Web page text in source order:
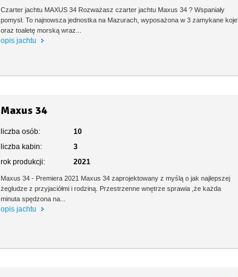
Czarter jachtu MAXUS 34 Rozważasz czarter jachtu Maxus 34 ? Wspaniały
pomysł. To najnowsza jednostka na Mazurach, wyposażona w 3 zamykane koje
oraz toaletę morską wraz...
opis jachtu
Maxus 34
liczba osób:
10
liczba kabin:
3
rok produkcji:
2021
Maxus 34 - Premiera 2021 Maxus 34 zaprojektowany z myślą o jak najlepszej
żegludze z przyjaciółmi i rodziną. Przestrzenne wnętrze sprawia ,że każda
minuta spędzona na...
opis jachtu